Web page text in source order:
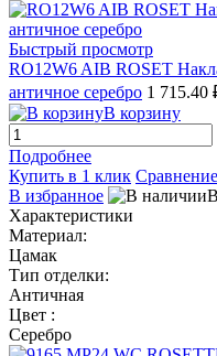
Быстрый просмотр
RO12W6 AIB ROSET
античное серебро 1 715.40
В корзину
Подробнее
Купить в 1 клик Сравнение
В избранное
Характеристики
Материал:
Цамак
Тип отделки:
Античная
Цвет :
Серебро